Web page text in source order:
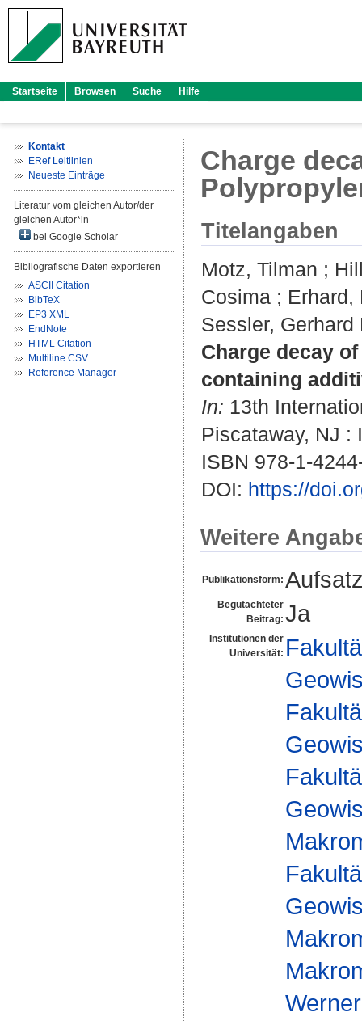
Startseite Browsen Suche Hilfe
Kontakt
ERef Leitlinien
Neueste Einträge
Literatur vom gleichen Autor/der
gleichen Autor*in
bei Google Scholar
Bibliografische Daten exportieren
ASCII Citation
BibTeX
EP3 XML
EndNote
HTML Citation
Multiline CSV
Reference Manager
Charge
Titelangaben
Motz, Tilman ;
Cosima ; Erhard,
Sessler, Gerhard
Charge decay
containing
In: 13th
Piscataway, NJ :
ISBN 978-1-
DOI: https://
Weitere
Publikationsform:
Begutachteter
Beitrag: Ja
Institutionen der
Universität: